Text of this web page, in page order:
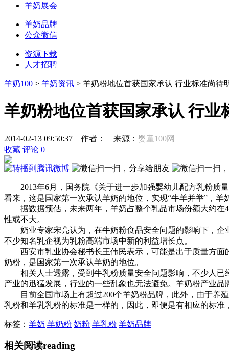
羊奶展会
羊奶品牌
公众微信
资源下载
人才招聘
羊奶100 > 羊奶资讯 > 羊奶粉地位首获国家承认 行业标准尚待
羊奶粉地位首获国家承认 行业
2014-02-13 09:50:37 作者： 来源： 婴童100网
收藏 评论 0
2013年6月，国务院《关于进一步加强婴幼儿配方乳粉
看来，这是国家第一次承认羊奶的地位，实现“牛羊并举”，
据数据预估，未来两年，羊奶占整个乳品市场份额大约在
性或不大。
奶业专家宋亮认为，在牛奶粉食品安全问题的影响下，企
不少知名乳企视为乳粉高端市场中新的利益增长点。
西安市乳业协会秘书长王伟民表示，可能是出于质量方面
奶粉，是国家第一次承认羊奶的地位。
相关人士透露，受到牛乳粉质量安全问题影响，不少人已
产业的迅猛发展，行业的一些乱象也无法避免。羊奶粉产业
目前全国市场上有超过200个羊奶粉品牌，此外，由于养殖
乳粉和羊乳乳粉的标准是一样的，因此，即便是有相应的标
标签： 羊奶 羊奶粉 奶粉 羊乳粉 羊奶品牌
相关阅读reading